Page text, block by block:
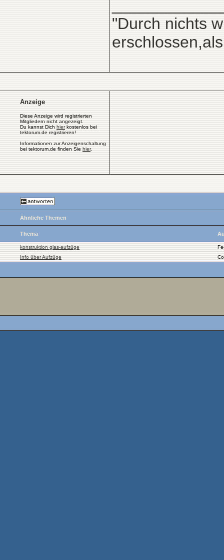
"Durch nichts
Anzeige
Diese Anzeige wird registrierten
Mitgliedern nicht angezeigt.
Du kannst Dich hierkostenlos bei
tektorum.de registrieren!
Informationen zur Anzeigenschaltung
bei tektorum.de finden Sie hier.
Ähnliche Themen
Thema
konstruktion glas-aufzüge
Info über Aufzüge